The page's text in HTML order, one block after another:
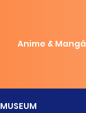
Anime & Mangá
MUSEUM